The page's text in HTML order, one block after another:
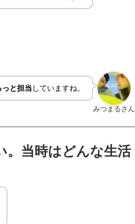
みつまるさん
と担当 していますね。
。当時はどんな生活